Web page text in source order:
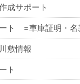
成サポート
ト =車庫証明・名
敷情報
ト